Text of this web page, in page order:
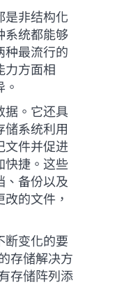
是非结构化
系统都能够
种最流行的
力方面相
据。它还具
储系统利用
文件并促进
快捷。这些
、备份以及
的文件，
断变化的要
存储解决方
存储阵列添